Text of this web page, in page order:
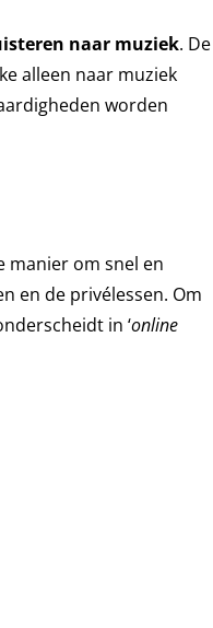
naar muziek. De
alleen naar muziek
worden
manier om snel en
en de privélessen. Om
in ‘online